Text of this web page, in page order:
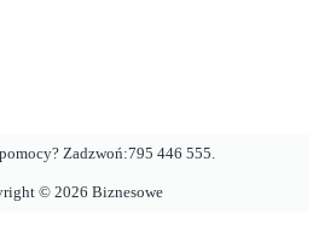
Zadzwoń:795 446 555.
© 2026 Biznesowe